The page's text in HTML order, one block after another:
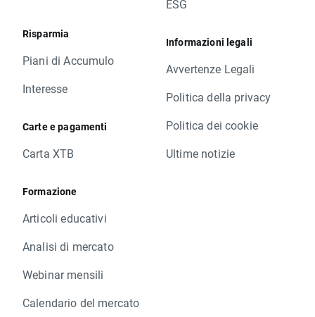
Risparmia
Piani di Accumulo
Interesse
Carte e pagamenti
Carta XTB
Formazione
Articoli educativi
Analisi di mercato
Webinar mensili
Calendario del mercato
ESG
Informazioni legali
Avvertenze Legali
Politica della privacy
Politica dei cookie
Ultime notizie